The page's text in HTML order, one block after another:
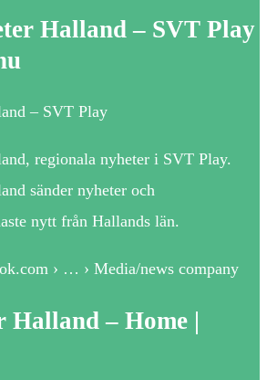
Halland – SVT Play
– SVT Play
regionala nyheter i SVT Play.
sänder nyheter och
nytt från Hallands län.
› … › Media/news company
Halland – Home |